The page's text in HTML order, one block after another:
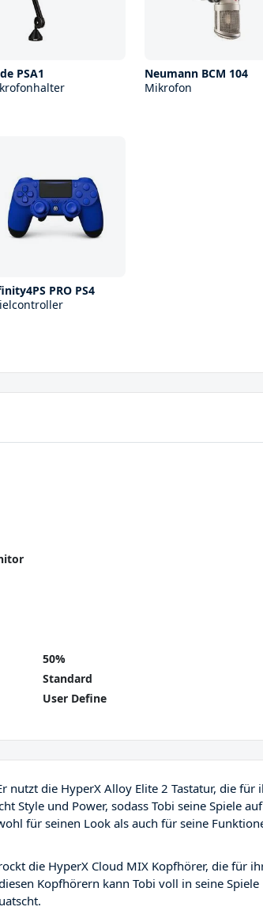
PSA1
Neumann BCM 104
Mikrofon
PRO PS4
50%
Standard
User Define
nutzt die HyperX Alloy Elite 2 Tastatur, die für
Style und Power, sodass Tobi seine Spiele auf
für seinen Look als auch für seine
die HyperX Cloud MIX Kopfhörer, die für
Kopfhörern kann Tobi voll in seine Spiele